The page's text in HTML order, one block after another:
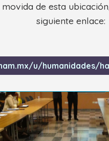
movida de esta
siguiente enlace:
u/humanidades/